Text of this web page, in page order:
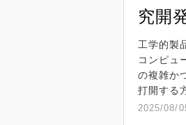
究開
工学的製
コンピュ
の複雑か
打開する
2025/08/